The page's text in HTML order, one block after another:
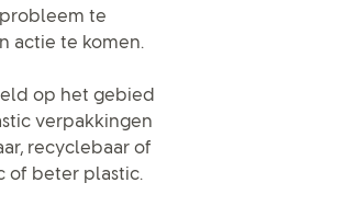
te
actie te komen.
op het gebied
verpakkingen
recyclebaar of
of beter plastic.